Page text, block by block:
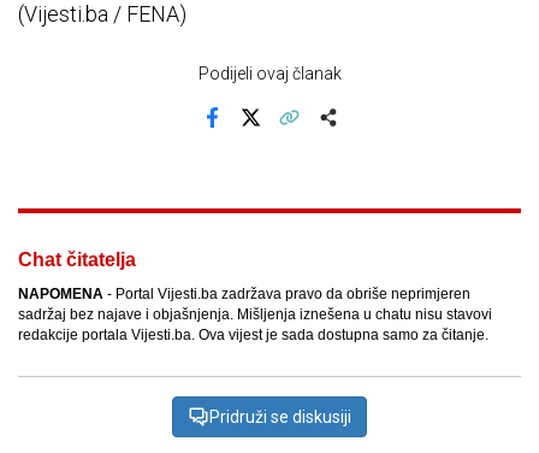
(Vijesti.ba / FENA)
Podijeli ovaj članak
Chat čitatelja
NAPOMENA - Portal Vijesti.ba zadržava pravo da obriše neprimjeren
sadržaj bez najave i objašnjenja. Mišljenja iznešena u chatu nisu stavovi
redakcije portala Vijesti.ba. Ova vijest je sada dostupna samo za čitanje.
Pridruži se diskusiji